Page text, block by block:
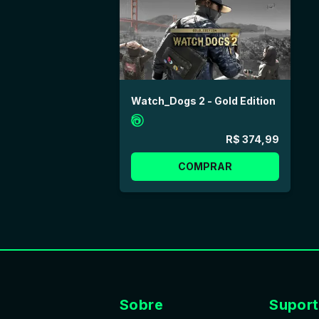
Watch_Dogs 2 - Gold Edition
R$ 374,99
COMPRAR
Sobre